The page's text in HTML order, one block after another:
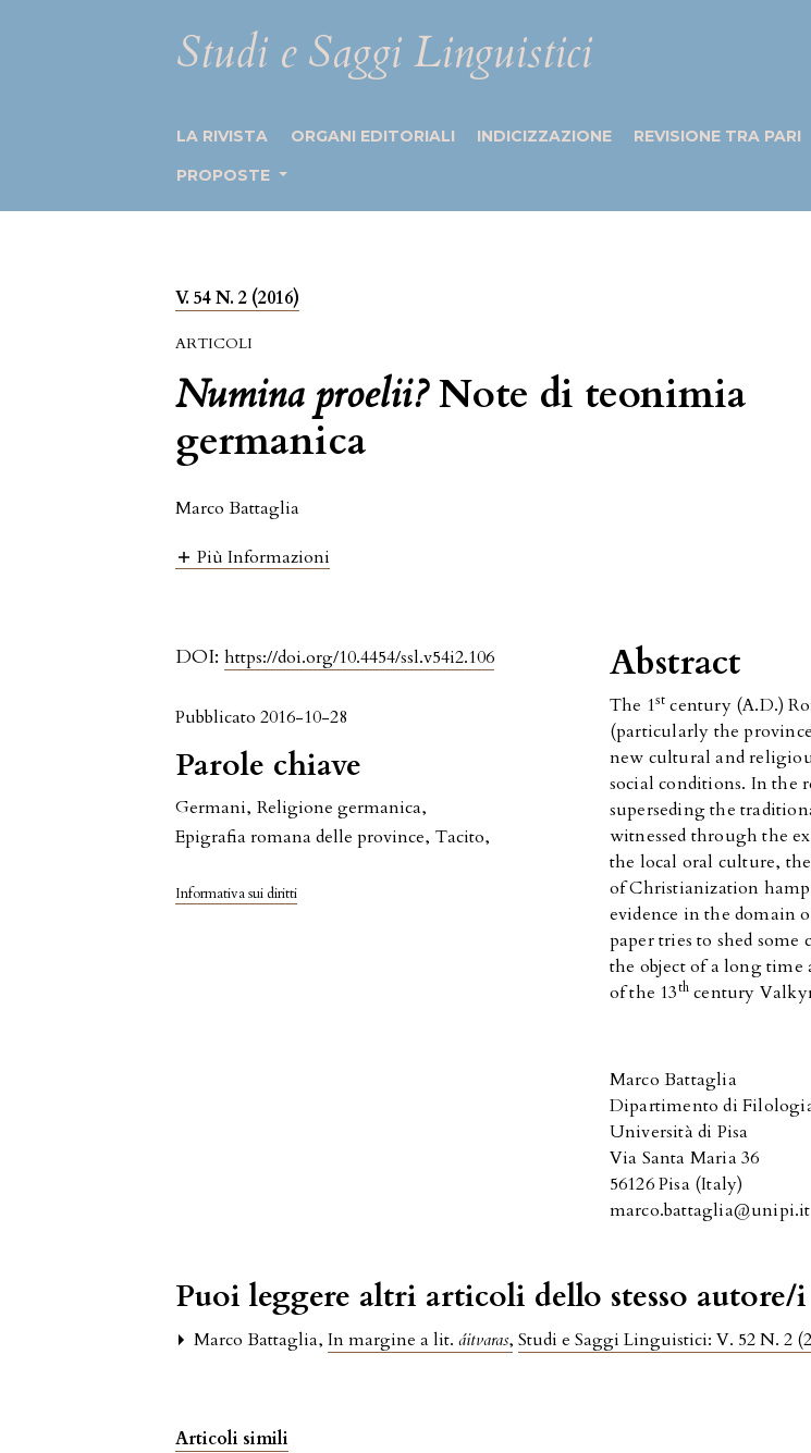
Studi e Saggi Linguistici
LA RIVISTA ORGANI EDITORIALI INDICIZZAZIONE REVISIONE TRA PARI
PROPOSTE
V. 54 N. 2 (2016)
ARTICOLI
Numina proelii?Note di teonimia
germanica
Marco Battaglia
Più Informazioni
DOI:https://doi.org/10.4454/ssl.v54i2.106
Pubblicato 2016-10-28
Parole chiave
Germani, Religione germanica,
Epigrafia romana delle province, Tacito,
Informativa sui diritti
Abstract
The 1st century (A.D.)
(particularly the
new cultural and
social conditions. In the
superseding the
witnessed through the
the local oral culture,
of Christianization
evidence in the domain
paper tries to shed
the object of a long
of the 13th century
Marco Battaglia
Dipartimento di
Università di Pisa
Via Santa Maria 36
56126 Pisa (Italy)
marco.battaglia@unipi.it
Puoi leggere altri articoli dello stesso autore/i
Marco Battaglia,In margine a lit.áitvaras,Studi e Saggi Linguistici: V. 52 N. 2
Articoli simili